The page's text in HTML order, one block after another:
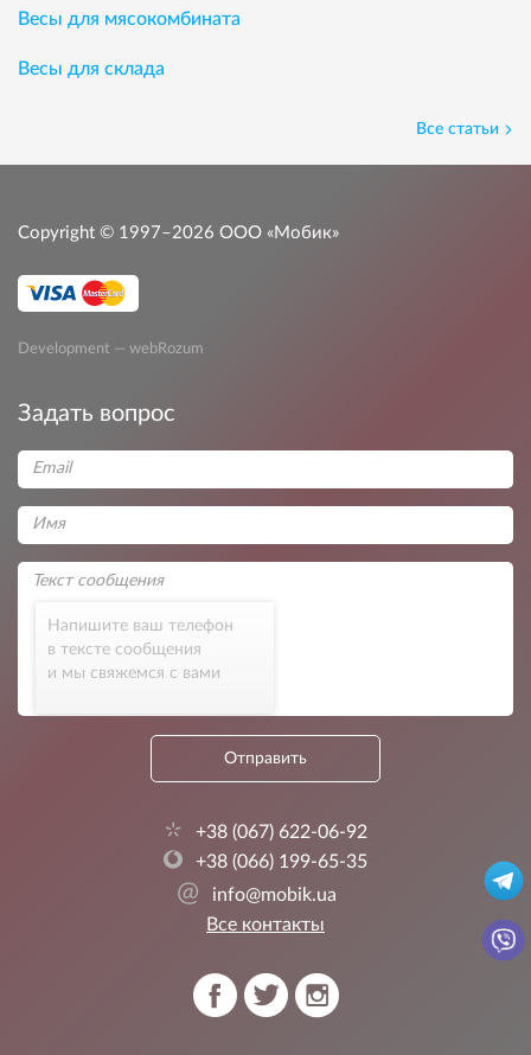
Весы для мясокомбината
Весы для склада
Все статьи
Copyright © 1997–2026 ООО «Мобик»
Development — webRozum
Задать вопрос
Напишите ваш телефон
в тексте сообщения
и мы свяжемся с вами
Отправить
+38 (067) 622-06-92
+38 (066) 199-65-35
@
info@mobik.ua
Все контакты